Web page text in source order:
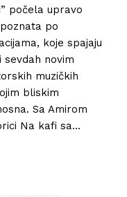
počela upravo
po
koje spajaju
novim
muzičkih
bliskim
Sa Amirom
Na kafi sa…